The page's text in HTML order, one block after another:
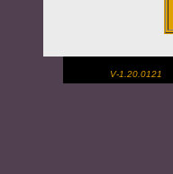
V-1.20.0121